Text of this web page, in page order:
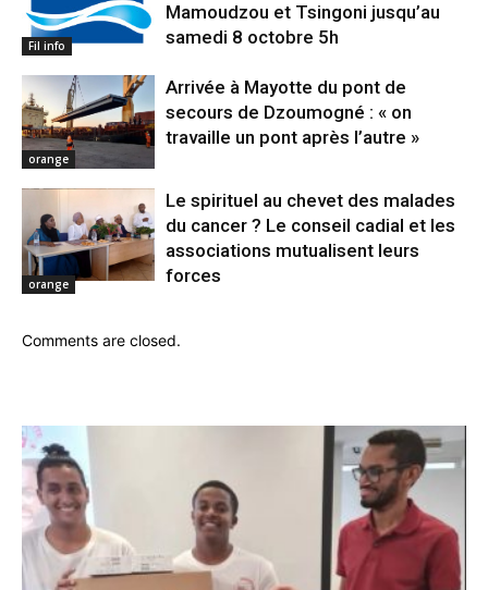
Fil info
Mamoudzou et Tsingoni jusqu’au
samedi 8 octobre 5h
orange
Arrivée à Mayotte du pont de
secours de Dzoumogné : « on
travaille un pont après l’autre »
orange
Le spirituel au chevet des malades
du cancer ? Le conseil cadial et les
associations mutualisent leurs
forces
Comments are closed.